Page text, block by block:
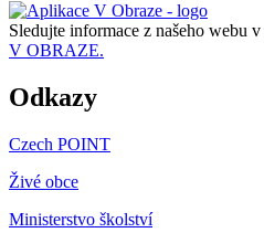
Sledujte informace z našeho webu v
V OBRAZE.
Odkazy
Czech POINT
Živé obce
Ministerstvo školství